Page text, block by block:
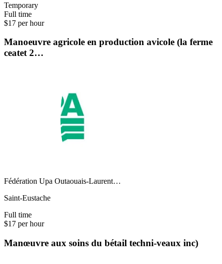
Temporary
Full time
$17 per hour
Manoeuvre agricole en production avicole (la ferme
ceatet 2…
Fédération Upa Outaouais-Laurent…
Saint-Eustache
Full time
$17 per hour
Manœuvre aux soins du bétail techni-veaux inc)